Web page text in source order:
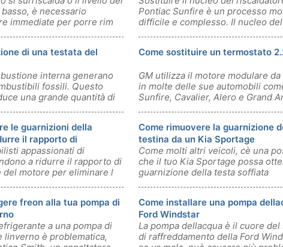
è necessario
immediate per porre rim
Pontiac Sunfire è un processo
difficile e complesso. Il nucleo
di una testata del
interna generano
fossili. Questo
una grande quantità di
Come sostituire un termostato
GM utilizza il motore modulare
in molte delle sue automobili
Sunfire, Cavalier, Alero e Grand
le guarnizioni della
il rapporto di
appassionati di
a ridurre il rapporto di
del motore per eliminare l
Come rimuovere la guarnizione
testina da un Kia Sportage
Come molti altri veicoli, cè una
che il tuo Kia Sportage possa
guarnizione della testa soffiata
freon alla tua pompa di
a una pompa di
linverno è problematica,
Come installare una pompa
Ford Windstar
La pompa dellacqua è il cuore del
di raffreddamento della Ford